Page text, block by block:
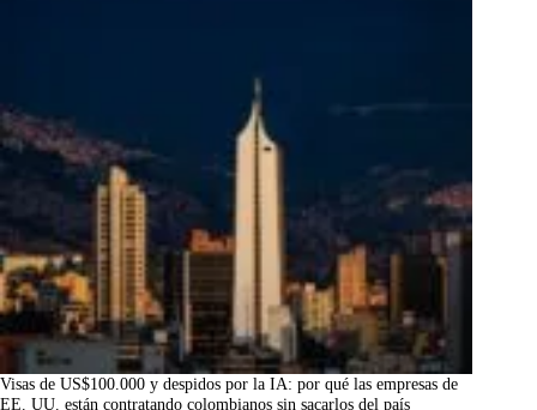
Visas de US$100.000 y despidos por la IA: por qué las empresas de
EE. UU. están contratando colombianos sin sacarlos del país